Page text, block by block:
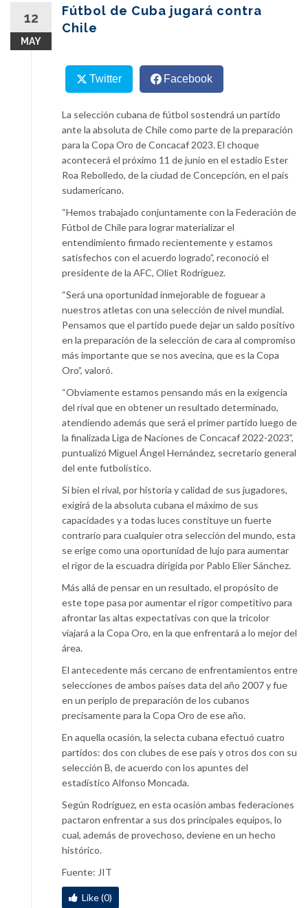
12
MAY
Fútbol de Cuba jugará contra
Chile
Twitter Facebook
La selección cubana de fútbol sostendrá un partido
ante la absoluta de Chile como parte de la preparación
para la Copa Oro de Concacaf 2023. El choque
acontecerá el próximo 11 de junio en el estadio Ester
Roa Rebolledo, de la ciudad de Concepción, en el país
sudamericano.
“Hemos trabajado conjuntamente con la Federación de
Fútbol de Chile para lograr materializar el
entendimiento firmado recientemente y estamos
satisfechos con el acuerdo logrado”, reconoció el
presidente de la AFC, Oliet Rodríguez.
“Será una oportunidad inmejorable de foguear a
nuestros atletas con una selección de nivel mundial.
Pensamos que el partido puede dejar un saldo positivo
en la preparación de la selección de cara al compromiso
más importante que se nos avecina, que es la Copa
Oro”, valoró.
“Obviamente estamos pensando más en la exigencia
del rival que en obtener un resultado determinado,
atendiendo además que será el primer partido luego de
la finalizada Liga de Naciones de Concacaf 2022-2023”,
puntualizó Miguel Ángel Hernández, secretario general
del ente futbolístico.
Si bien el rival, por historia y calidad de sus jugadores,
exigirá de la absoluta cubana el máximo de sus
capacidades y a todas luces constituye un fuerte
contrario para cualquier otra selección del mundo, esta
se erige como una oportunidad de lujo para aumentar
el rigor de la escuadra dirigida por Pablo Elier Sánchez.
Más allá de pensar en un resultado, el propósito de
este tope pasa por aumentar el rigor competitivo para
afrontar las altas expectativas con que la tricolor
viajará a la Copa Oro, en la que enfrentará a lo mejor del
área.
El antecedente más cercano de enfrentamientos entre
selecciones de ambos países data del año 2007 y fue
en un periplo de preparación de los cubanos
precisamente para la Copa Oro de ese año.
En aquella ocasión, la selecta cubana efectuó cuatro
partidos: dos con clubes de ese país y otros dos con su
selección B, de acuerdo con los apuntes del
estadístico Alfonso Moncada.
Según Rodríguez, en esta ocasión ambas federaciones
pactaron enfrentar a sus dos principales equipos, lo
cual, además de provechoso, deviene en un hecho
histórico.
Fuente: JIT
Like (0)